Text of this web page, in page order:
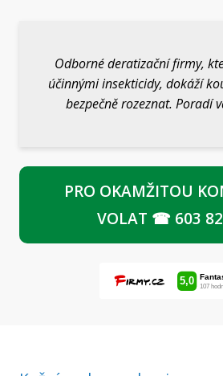
Odborné deratizační firmy,
účinnými insekticidy, dokáží
bezpečně rozeznat. Poradí
PRO OKAMŽITOU
VOLAT ☎ 603